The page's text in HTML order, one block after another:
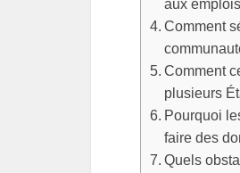
aux
Comment
Comment
plusieurs
Pourquoi
faire des
Quels